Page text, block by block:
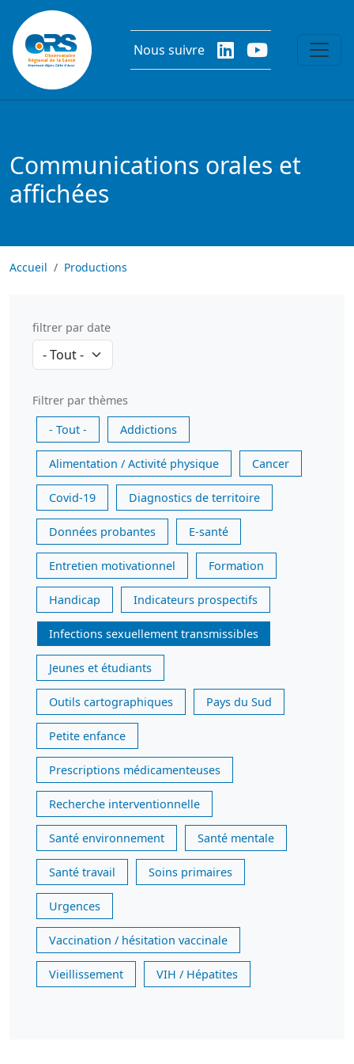
Aller au contenu principal
Nous suivre
Communications orales et
affichées
Accueil Productions
filtrer par date
Filtrer par thèmes
- Tout -
Addictions
Alimentation / Activité physique Cancer
Covid-19 Diagnostics de territoire
Données probantes E-santé
Entretien motivationnel Formation
Handicap Indicateurs prospectifs
Infections sexuellement transmissibles
Jeunes et étudiants
Outils cartographiques Pays du Sud
Petite enfance
Prescriptions médicamenteuses
Recherche interventionnelle
Santé environnement Santé mentale
Santé travail Soins primaires
Urgences
Vaccination / hésitation vaccinale
Vieillissement VIH / Hépatites